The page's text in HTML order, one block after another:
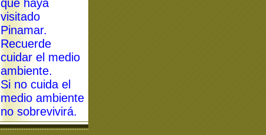
que haya
visitado
Pinamar.
Recuerde
cuidar el medio
ambiente.
Si no cuida el
medio ambiente
no sobrevivirá.